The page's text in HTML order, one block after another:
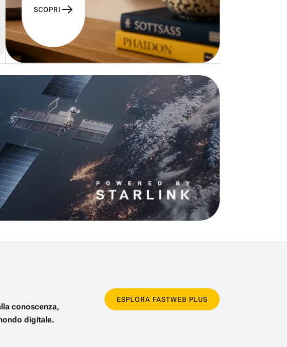
SCOPRI
conoscenza,
digitale.
ESPLORA FASTWEB PLUS